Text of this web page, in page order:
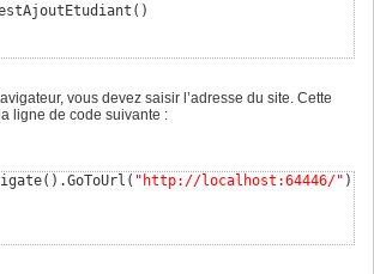
( )
vous devez saisir l’adresse du site. Cette
ligne de code suivante :
( ) .GoToUrl ( "http://localhost:64446/" ) ;